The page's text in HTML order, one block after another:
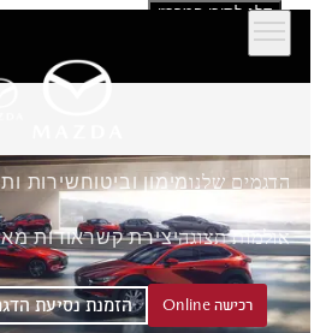
דלג לתוכן המרכזי
הדגמים שלנומימון וביטוחשירות
אולמות תצוגהיצירת קשראודות
רכישה Online הזמנת נסיעת הדגמה